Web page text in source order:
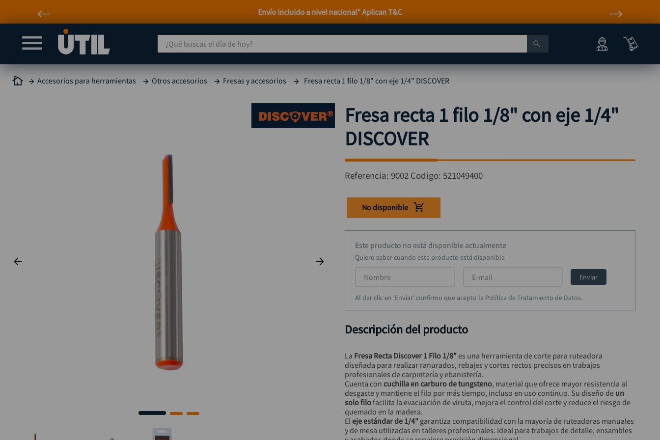
Envío incluido a nivel nacional* Aplican T&C
¿Qué buscas el día de hoy?
Accesorios para herramientas Otros accesorios Fresas y accesorios Fresa recta 1 filo 1/8" con eje 1/4" DISCOVER
Fresa recta 1 filo 1/8" con eje 1/4"
DISCOVER
Referencia: 9002 Codigo: 521049400
No disponible
Este producto no está disponible actualmente
Quiero saber cuando este producto está disponible
Enviar
Al dar clic en 'Enviar' confirmo que acepto la Política de Tratamiento de Datos.
Descripción del producto
La Fresa Recta Discover 1 Filo 1/8" es una herramienta de corte para ruteadora
diseñada para realizar ranurados, rebajes y cortes rectos precisos en trabajos
profesionales de carpintería y ebanistería.
Cuenta con cuchilla en carburo de tungsteno, material que ofrece mayor resistencia al
desgaste y mantiene el filo por más tiempo, incluso en uso continuo. Su diseño de un
solo filo facilita la evacuación de viruta, mejora el control del corte y reduce el riesgo de
quemado en la madera.
El eje estándar de 1/4" garantiza compatibilidad con la mayoría de ruteadoras manuales
y de mesa utilizadas en talleres profesionales. Ideal para trabajos de detalle, ensambles
TÉRMINOS MÁS BUSCADOS
1. taladro
compresor